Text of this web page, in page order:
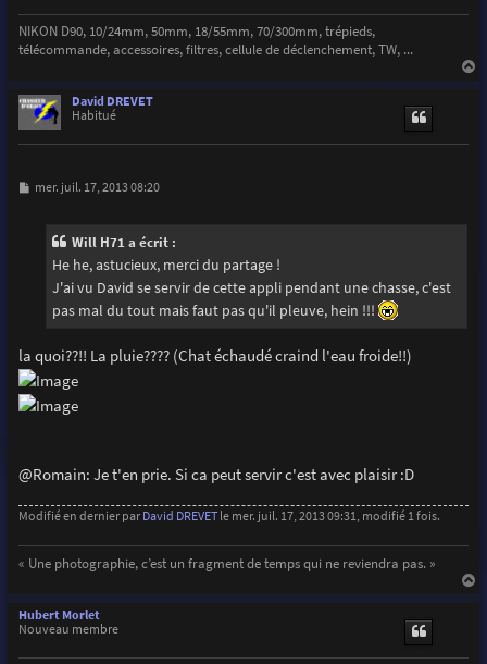
NIKON D90, 10/24mm, 50mm, 18/55mm, 70/300mm, trépieds,
télécommande, accessoires, filtres, cellule de déclenchement, TW, ...
David DREVET
Habitué
M
mer. juil. 17, 2013 08:20
Will H71 a écrit :
He he, astucieux, merci du partage !
J'ai vu David se servir de cette appli pendant une chasse, c'est
pas mal du tout mais faut pas qu'il pleuve, hein !!!
la quoi??!! La pluie???? (Chat échaudé craind l'eau froide!!)
@Romain: Je t'en prie. Si ca peut servir c'est avec plaisir :D
Modifié en dernier par David DREVETle mer. juil. 17, 2013 09:31, modifié 1 fois.
« Une photographie, c’est un fragment de temps qui ne reviendra pas. »
Hubert Morlet
Nouveau membre